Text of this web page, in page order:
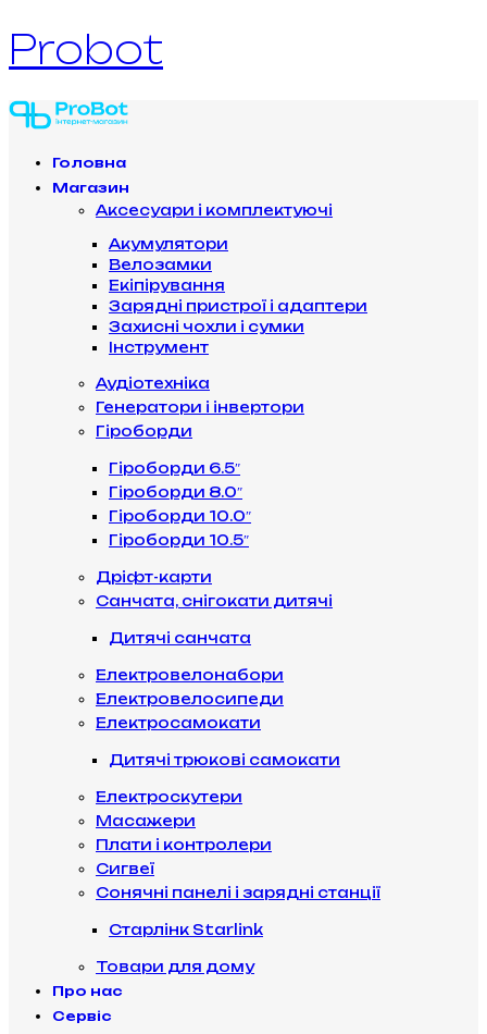
Probot
Головна
Магазин
Аксесуари і комплектуючі
Акумулятори
Велозамки
Екіпірування
Зарядні пристрої і адаптери
Захисні чохли і сумки
Інструмент
Аудіотехніка
Генератори і інвертори
Гіроборди
Гіроборди 6.5″
Гіроборди 8.0″
Гіроборди 10.0″
Гіроборди 10.5″
Дріфт-карти
Санчата, снігокати дитячі
Дитячі санчата
Електровелонабори
Електровелосипеди
Електросамокати
Дитячі трюкові самокати
Електроскутери
Масажери
Плати і контролери
Сигвеї
Сонячні панелі і зарядні станції
Старлінк Starlink
Товари для дому
Про нас
Сервіс